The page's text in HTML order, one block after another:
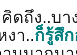
ดถึง..บา
งา..ก็รู้สึ